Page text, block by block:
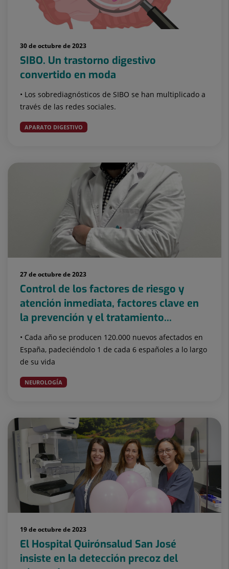
30 de octubre de 2023
SIBO. Un trastorno digestivo
convertido en moda
• Los sobrediagnósticos de SIBO se han multiplicado a
través de las redes sociales.
APARATO DIGESTIVO
27 de octubre de 2023
Control de los factores de riesgo y
atención inmediata, factores clave en
la prevención y el tratamiento...
• Cada año se producen 120.000 nuevos afectados en
España, padeciéndolo 1 de cada 6 españoles a lo largo
de su vida
NEUROLOGÍA
19 de octubre de 2023
El Hospital Quirónsalud San José
insiste en la detección precoz del